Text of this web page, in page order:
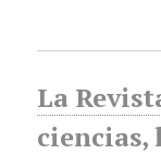
La
ciencias,